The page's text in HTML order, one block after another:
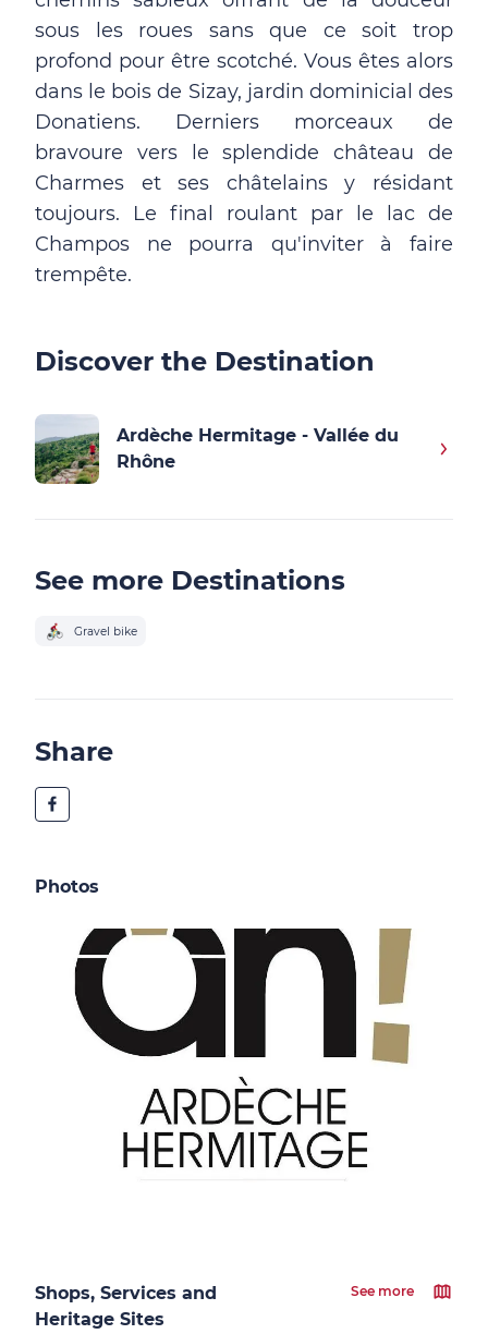
sous les roues sans que ce soit trop
profond pour être scotché. Vous êtes alors
dans le bois de Sizay, jardin dominicial des
Donatiens. Derniers morceaux de
bravoure vers le splendide château de
Charmes et ses châtelains y résidant
toujours. Le final roulant par le lac de
Champos ne pourra qu'inviter à faire
trempête.
Discover the Destination
Ardèche Hermitage - Vallée du
Rhône
See more Destinations
Gravel bike
Share
Photos
Shops, Services and
Heritage Sites
See more